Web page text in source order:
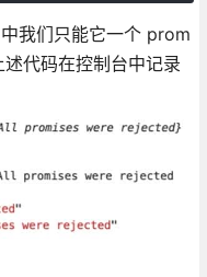
我们只能它一个 prom
代码在控制台中记录